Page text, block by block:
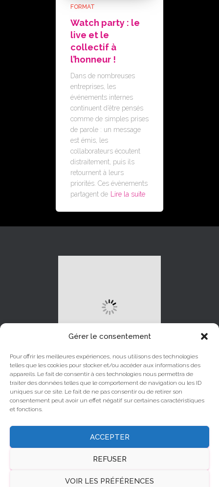
Gérer le consentement
Pour offrir les meilleures expériences, nous utilisons des technologies
telles que les cookies pour stocker et/ou accéder aux informations des
appareils. Le fait de consentir à ces technologies nous permettra de
traiter des données telles que le comportement de navigation ou les ID
uniques sur ce site. Le fait de ne pas consentir ou de retirer son
consentement peut avoir un effet négatif sur certaines caractéristiques
et fonctions.
ACCEPTER
REFUSER
VOIR LES PRÉFÉRENCES
FORMAT
Watch party : le
live et le
collectif à
l’honneur !
Dans de nombreuses
entreprises, les
événements internes
continuent d’être pensés
comme de simples prises
de parole : un message
est émis, les
collaborateurs écoutent
distraitement, puis ils
retournent à leurs
priorités. Ces évènements
partagent de
Lire la suite
LINKEDIN INSTAGRAM
X
Mentions légales